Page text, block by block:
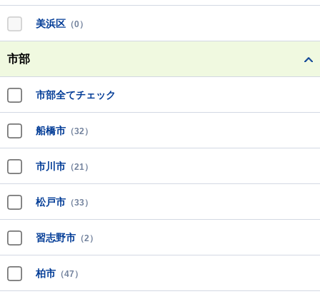
美浜区 （0）
市部
市部全てチェック
船橋市 （32）
市川市 （21）
松戸市 （33）
習志野市 （2）
柏市 （47）